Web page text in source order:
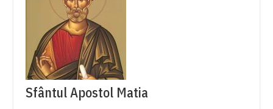
Sfântul Apostol Matia